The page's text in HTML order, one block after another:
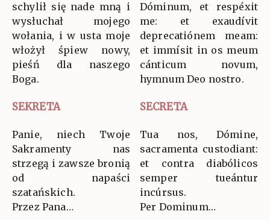
schylił się nade mną i
wysłuchał mojego
wołania, i w usta moje
włożył śpiew nowy,
pieśń dla naszego
Boga.
Dóminum, et respéxit
me: et exaudívit
deprecatiónem meam:
et immísit in os meum
cánticum novum,
hymnum Deo nostro.
SEKRETA SECRETA
Panie, niech Twoje
Sakramenty nas
strzegą i zawsze bronią
od napaści
szatańskich.
Przez Pana…
Tua nos, Dómine,
sacramenta custodiant:
et contra diabólicos
semper tueántur
incúrsus.
Per Dominum…